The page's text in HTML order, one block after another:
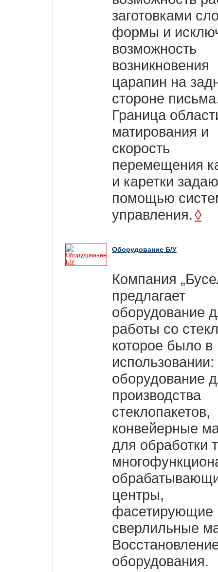
заготовками
формы и
возможность
возникновения
царапин на
стороне
Граница
матирования и
скорость
перемещения
и каретки
помощью
управления.◊
Оборудование Б/У
Компания
предлагает
оборудование
работы со
которое было в
использовании:
оборудование
производства
стеклопакетов,
конвейерные
для обработки
центры,
фасетирующие
сверлильные
оборудования.